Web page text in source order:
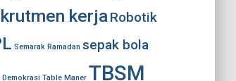
kerjaRobotik
Semarak Ramadan sepak bola
Demokrasi Table Maner TBSM